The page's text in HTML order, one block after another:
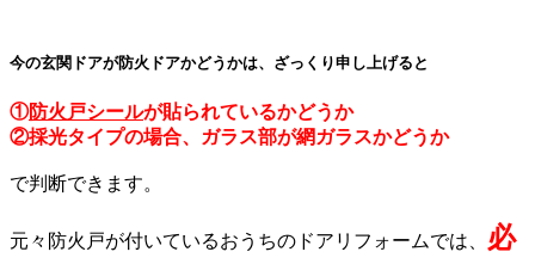
今の玄関ドアが防火ドアかどうかは、ざっくり申し上げると
①防火戸シールが貼られているかどうか
②採光タイプの場合、ガラス部が網ガラスかどうか
で判断できます。
元々防火戸が付いているおうちのドアリフォームでは、 必